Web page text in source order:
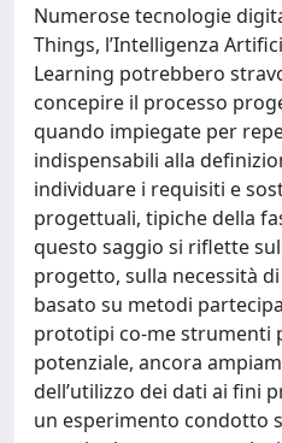
Numerose tecnologie
Things, l’Intelligenza
Learning potrebbero
concepire il processo
quando impiegate per
indispensabili alla
individuare i requisiti e
progettuali, tipiche della
questo saggio si riﬂette
progetto, sulla necessità
basato su metodi
prototipi co-me strumenti
potenziale, ancora
dell’utilizzo dei dati ai ﬁni
un esperimento condotto